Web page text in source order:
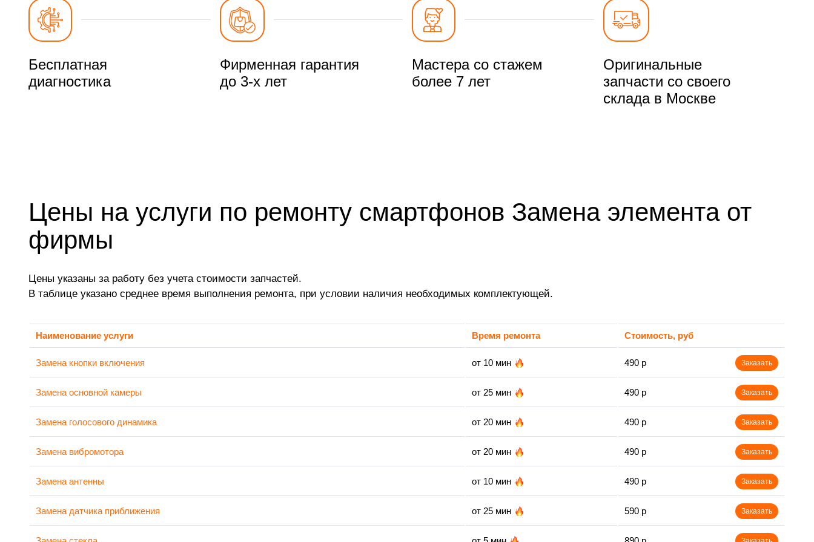
Бесплатная
диагностика
Фирменная гарантия
до 3-х лет
Мастера со стажем
более 7 лет
Оригинальные
запчасти со своего
склада в Москве
Цены на услуги по ремонту смартфонов Замена элемента от
фирмы
Цены указаны за работу без учета стоимости запчастей.
В таблице указано среднее время выполнения ремонта, при условии наличия необходимых комплектующей.
Наименование услуги Время ремонта Стоимость, руб
Замена кнопки включения от 10 мин 490 р Заказать
Замена основной камеры от 25 мин 490 р Заказать
Замена голосового динамика от 20 мин 490 р Заказать
Замена вибромотора от 20 мин 490 р Заказать
Замена антенны от 10 мин 490 р Заказать
Замена датчика приближения от 25 мин 590 р Заказать